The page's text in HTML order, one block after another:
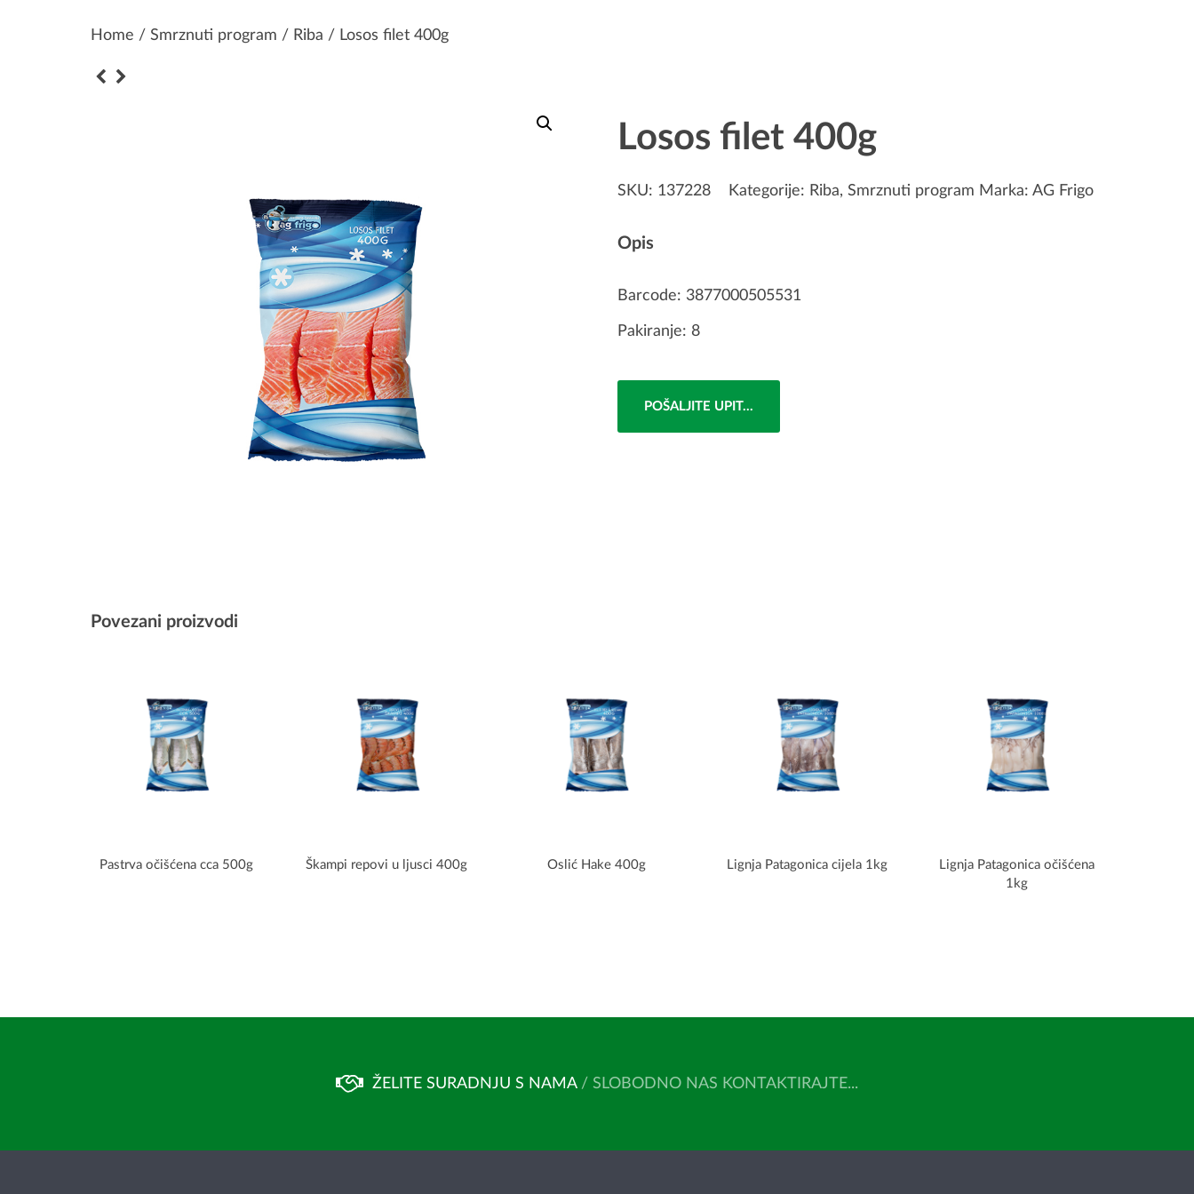
Home / Smrznuti program / Riba / Losos filet 400g
Losos filet 400g
SKU: 137228 Kategorije: Riba, Smrznuti program Marka: AG Frigo
Opis
Barcode: 3877000505531
Pakiranje: 8
POŠALJITE UPIT...
Povezani proizvodi
Pastrva očišćena cca 500g Škampi repovi u ljusci 400g Oslić Hake 400g Lignja Patagonica cijela 1kg
Lignja Patagonica očišćena
1kg
ŽELITE SURADNJU S NAMA / SLOBODNO NAS KONTAKTIRAJTE...